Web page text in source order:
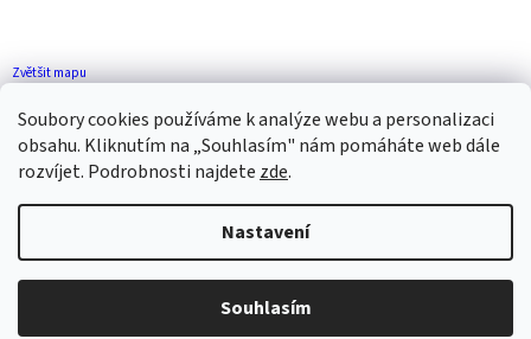
Soubory cookies používáme k analýze webu a personalizaci
obsahu. Kliknutím na „Souhlasím" nám pomáháte web dále
rozvíjet. Podrobnosti najdete zde.
Nastavení
Souhlasím
Zvětšit mapu
Vytvořil Shoptet
ZP FLORENCE. Všechna práva vyhrazena.